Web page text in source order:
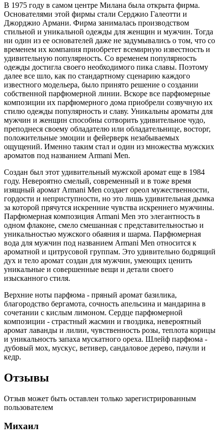
В 1975 году в самом центре Милана была открыта фирма.
Основателями этой фирмы стали Серджио Галеотти и
Джорджио Армани. Фирма занималась производством
стильной и уникальной одежды для женщин и мужчин. Тогда
ни один из ее основателей даже не задумывались о том, что со
временем их компания приобретет всемирную известность и
удивительную популярность. Со временем популярность
одежды достигла своего необходимого пика славы. Поэтому
далее все шло, как по стандартному сценарию каждого
известного модельера, было принято решение о создании
собственной парфюмерной линии. Вскоре все парфюмерные
композиции их парфюмерного дома приобрели созвучную их
стилю одежды популярность и славу. Уникальны ароматы для
мужчин и женщин способны сотворить удивительное чудо,
преподнеся своему обладателю или обладательнице, восторг,
положительные эмоции и фейерверк незабываемых
ощущений. Именно таким стал и один из множества мужских
ароматов под названием Armani Men.
Создан был этот удивительный мужской аромат еще в 1984
году. Невероятно смелый, современный и в тоже время
изящный аромат Armani Men создает ореол мужественности,
гордости и неприступности, но это лишь удивительная дымка
за которой прячутся искренние чувства искреннего мужчины.
Парфюмерная композиция Armani Men это элегантность в
одном флаконе, смело смешанная с представительностью и
уникальностью мужского обаяния и шарма. Парфюмерная
вода для мужчин под названием Armani Men относится к
ароматной и цитрусовой группам. Это удивительно бодрящий
дух и тело аромат создан для мужчин, умеющих ценить
уникальные и совершенные вещи и детали своего
изысканного стиля.
Верхние ноты парфюма - пряный аромат базилика,
благородство бергамота, сочность апельсина и мандарина в
сочетании с кислым лимоном. Сердце парфюмерной
композиции - страстный жасмин и гвоздика, невероятный
аромат лаванды и лилии, чувственность розы, теплота корицы
и уникальность запаха мускатного ореха. Шлейф парфюма -
дубовый мох, мускус, ветивер, сандаловое дерево, пачули и
кедр.
Отзывы
Отзыв может быть оставлен только зарегистрированным
пользователем
Михаил